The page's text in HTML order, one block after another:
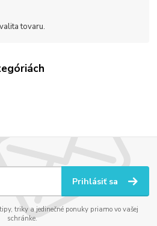
tovaru.
Prihlásiť sa
triky a jedinečné ponuky priamo vo vašej
schránke.